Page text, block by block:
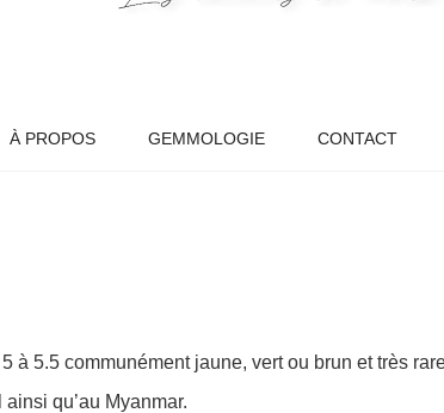
À PROPOS GEMMOLOGIE CONTACT
à 5.5 communément jaune, vert ou brun et très
qu’au Myanmar.